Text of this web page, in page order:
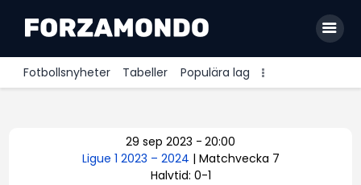
Fotbollsnyheter Tabeller Populära lag
Premier League
29 sep 2023 - 20:00
Ligue 1 2023 – 2024 | Matchvecka 7
Halvtid: 0-1